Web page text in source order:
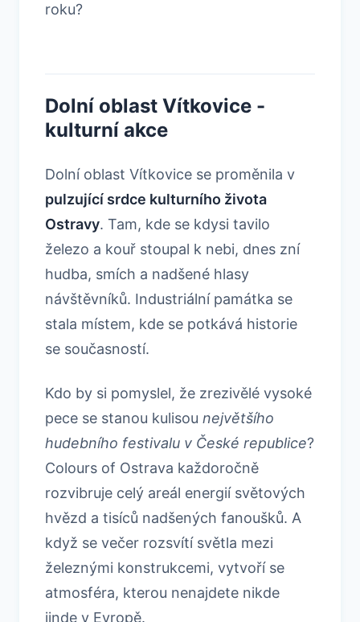
roku?
Dolní oblast Vítkovice -
kulturní akce
Dolní oblast Vítkovice se proměnila v
pulzující srdce kulturního života
Ostravy. Tam, kde se kdysi tavilo
železo a kouř stoupal k nebi, dnes zní
hudba, smích a nadšené hlasy
návštěvníků. Industriální památka se
stala místem, kde se potkává historie
se současností.
Kdo by si pomyslel, že zrezivělé vysoké
pece se stanou kulisou největšího
hudebního festivalu v České republice?
Colours of Ostrava každoročně
rozvibruje celý areál energií světových
hvězd a tisíců nadšených fanoušků. A
když se večer rozsvítí světla mezi
železnými konstrukcemi, vytvoří se
atmosféra, kterou nenajdete nikde
jinde v Evropě.